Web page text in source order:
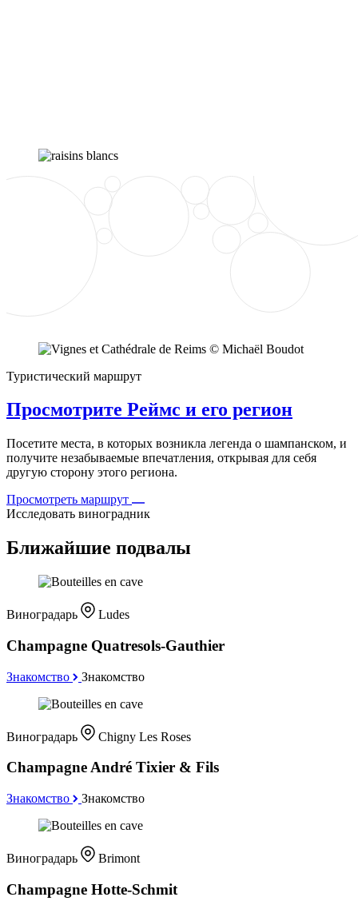
Туристический маршрут
Просмотрите Реймс и его регион
Посетите места, в которых возникла легенда о шампанском, и
получите незабываемые впечатления, открывая для себя
другую сторону этого региона.
Просмотреть маршрут
Исследовать виноградник
Ближайшие подвалы
Виноградарь Ludes
Champagne Quatresols-Gauthier
Знакомство Знакомство
Виноградарь Chigny Les Roses
Champagne André Tixier & Fils
Знакомство Знакомство
Виноградарь Brimont
Champagne Hotte-Schmit